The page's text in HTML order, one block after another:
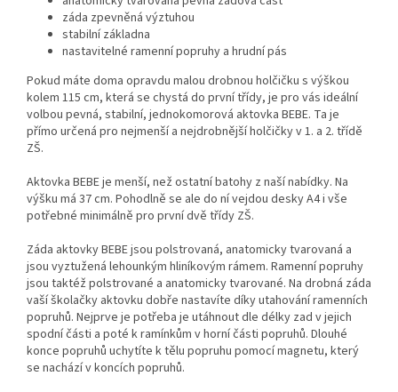
záda zpevněná výztuhou
stabilní základna
nastavitelné ramenní popruhy a hrudní pás
Pokud máte doma opravdu malou drobnou holčičku s výškou
kolem 115 cm, která se chystá do první třídy, je pro vás ideální
volbou pevná, stabilní, jednokomorová aktovka BEBE. Ta je
přímo určená pro nejmenší a nejdrobnější holčičky v 1. a 2. třídě
ZŠ.
Aktovka BEBE je menší, než ostatní batohy z naší nabídky. Na
výšku má 37 cm. Pohodlně se ale do ní vejdou desky A4 i vše
potřebné minimálně pro první dvě třídy ZŠ.
Záda aktovky BEBE jsou polstrovaná, anatomicky tvarovaná a
jsou vyztužená lehounkým hliníkovým rámem. Ramenní popruhy
jsou taktéž polstrované a anatomicky tvarované. Na drobná záda
vaší školačky aktovku dobře nastavíte díky utahování ramenních
popruhů. Nejprve je potřeba je utáhnout dle délky zad v jejich
spodní části a poté k ramínkům v horní části popruhů. Dlouhé
konce popruhů uchytíte k tělu popruhu pomocí magnetu, který
se nachází v koncích popruhů.